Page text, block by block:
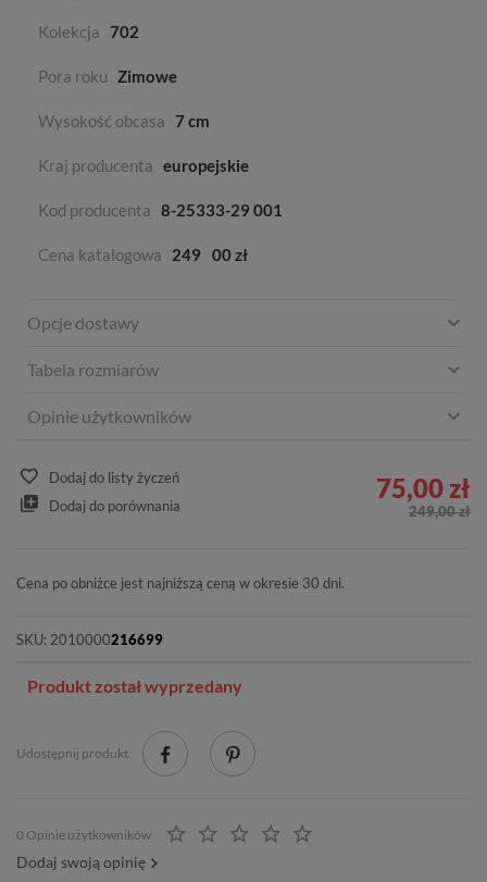
Kolekcja 702
Pora roku Zimowe
Wysokość obcasa 7 cm
Kraj producenta europejskie
Kod producenta 8-25333-29 001
Cena katalogowa 249 00 zł
Opcje dostawy
Tabela rozmiarów
Opinie użytkowników
Dodaj do listy życzeń
Dodaj do porównania
75,00 zł
249,00 zł
Cena po obniżce jest najniższą ceną w okresie 30 dni.
SKU: 2010000216699
Produkt został wyprzedany
Udostępnij produkt:
0 Opinie użytkowników
Dodaj swoją opinię